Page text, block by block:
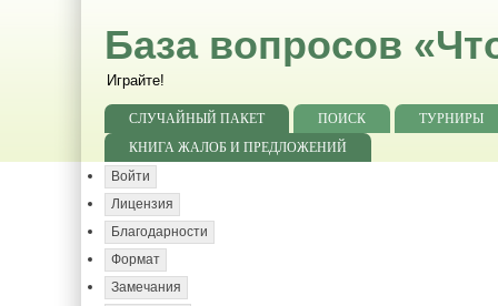
База вопросов
Играйте!
СЛУЧАЙНЫЙ ПАКЕТ ПОИСК
ТУРНИРЫ
КНИГА ЖАЛОБ И ПРЕДЛОЖЕНИЙ
Войти
Лицензия
Благодарности
Формат
Замечания